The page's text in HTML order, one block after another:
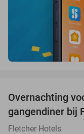
Overnachting
gangendiner bij
Fletcher Hotels